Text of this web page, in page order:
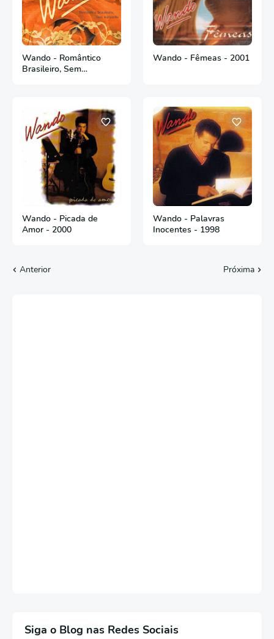
Wando ‎- Romântico
Brasileiro, Sem
Wando - Fêmeas - 2001
Wando - Picada de
Amor - 2000
Wando - Palavras
Inocentes - 1998
Anterior Próxima
Siga o Blog nas Redes Sociais